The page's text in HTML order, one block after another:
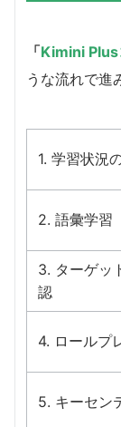
「Kimini Plus
うな流れで進
1. 学習状況
2. 語彙学習
3. ターゲッ
認
4. ロールプ
5. キーセン